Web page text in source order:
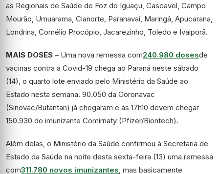
as Regionais de Saúde de Foz do Iguaçu, Cascavel, Campo
Mourão, Umuarama, Cianorte, Paranavaí, Maringá, Apucarana,
Londrina, Cornélio Procópio, Jacarezinho, Toledo e Ivaiporã.
MAIS DOSES – Uma nova remessa com240.980 dosesde
vacinas contra a Covid-19 chega ao Paraná neste sábado
(14), o quarto lote enviado pelo Ministério da Saúde ao
Estado nesta semana. 90.050 da Coronavac
(Sinovac/Butantan) já chegaram e às 17h10 devem chegar
150.930 do imunizante Comirnaty (Pfizer/Biontech).
Além delas, o Ministério da Saúde confirmou à Secretaria de
Estado da Saúde na noite desta sexta-feira (13) uma remessa
com311.780 novos imunizantes , mas basicamente